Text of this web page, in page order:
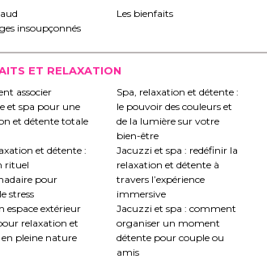
Les bienfaits
insoupçonnés
ET RELAXATION
associer
et spa pour une
et détente totale
Spa, relaxation et détente :
le pouvoir des couleurs et
de la lumière sur votre
bien-être
et détente :
rituel
pour
stress
Jacuzzi et spa : redéfinir la
relaxation et détente à
travers l’expérience
immersive
espace extérieur
relaxation et
pleine nature
Jacuzzi et spa : comment
organiser un moment
détente pour couple ou
amis